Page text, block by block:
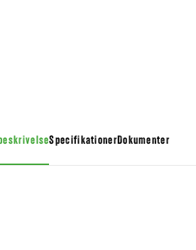
SpecifikationerDokumenter